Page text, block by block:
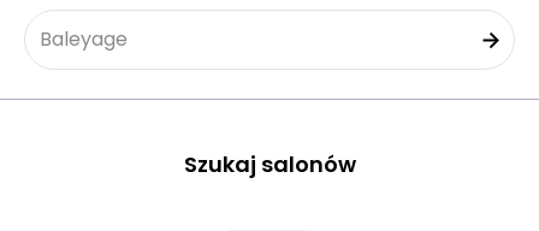
Baleyage
Szukaj salonów